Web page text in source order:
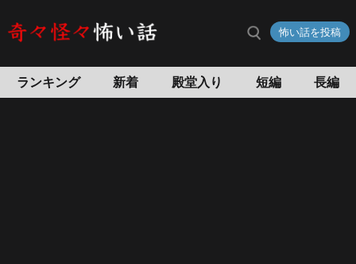
怖い話を投稿
ランキング 新着 殿堂入り 短編 長編